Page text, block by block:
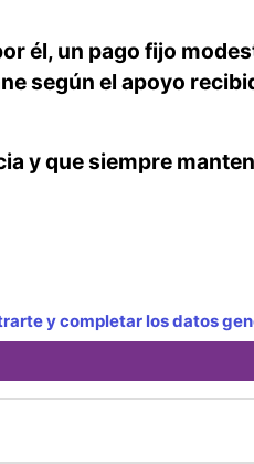
él, un pago fijo
según el apoyo
y que siempre
y completar los datos